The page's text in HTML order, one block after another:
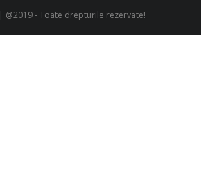
| @2019 - Toate drepturile rezervate!